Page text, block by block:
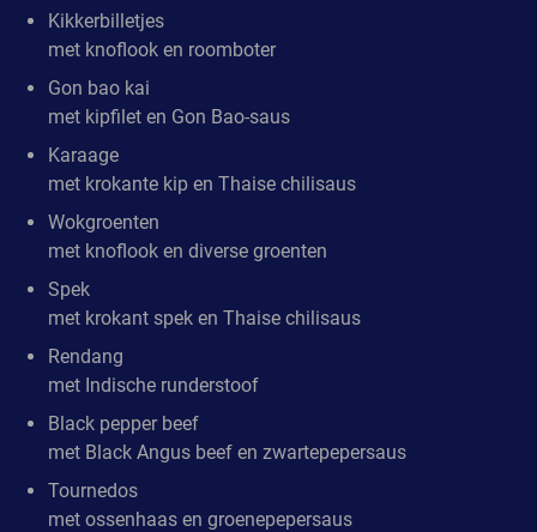
Kikkerbilletjes
met knoflook en roomboter
Gon bao kai
met kipfilet en Gon Bao-saus
Karaage
met krokante kip en Thaise chilisaus
Wokgroenten
met knoflook en diverse groenten
Spek
met krokant spek en Thaise chilisaus
Rendang
met Indische runderstoof
Black pepper beef
met Black Angus beef en zwartepepersaus
Tournedos
met ossenhaas en groenepepersaus